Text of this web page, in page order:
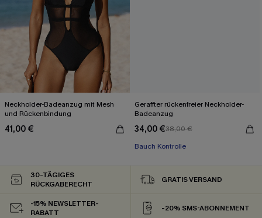
Neckholder-Badeanzug mit Mesh
und Rückenbindung
41,00 €
Geraffter rückenfreier Neckholder-
Badeanzug
34,00 €38,00 €
Bauch Kontrolle
30-TÄGIGES
RÜCKGABERECHT
GRATIS VERSAND
-15% NEWSLETTER-
RABATT
-20% SMS-ABONNEMENT